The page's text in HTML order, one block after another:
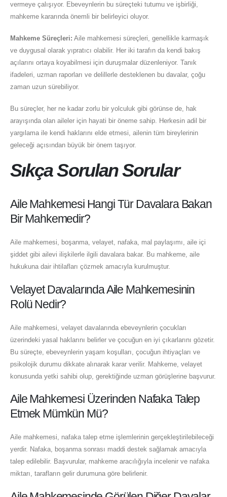
vermeye çalışıyor. Ebeveynlerin bu süreçteki tutumu ve işbirliği,
mahkeme kararında önemli bir belirleyici oluyor.
Mahkeme Süreçleri: Aile mahkemesi süreçleri, genellikle karmaşık
ve duygusal olarak yıpratıcı olabilir. Her iki tarafın da kendi bakış
açılarını ortaya koyabilmesi için duruşmalar düzenleniyor. Tanık
ifadeleri, uzman raporları ve delillerle desteklenen bu davalar, çoğu
zaman uzun sürebiliyor.
Bu süreçler, her ne kadar zorlu bir yolculuk gibi görünse de, hak
arayışında olan aileler için hayati bir öneme sahip. Herkesin adil bir
yargılama ile kendi haklarını elde etmesi, ailenin tüm bireylerinin
geleceği açısından büyük bir önem taşıyor.
Sıkça Sorulan Sorular
Aile Mahkemesi Hangi Tür Davalara Bakan
Bir Mahkemedir?
Aile mahkemesi, boşanma, velayet, nafaka, mal paylaşımı, aile içi
şiddet gibi ailevi ilişkilerle ilgili davalara bakar. Bu mahkeme, aile
hukukuna dair ihtilafları çözmek amacıyla kurulmuştur.
Velayet Davalarında Aile Mahkemesinin
Rolü Nedir?
Aile mahkemesi, velayet davalarında ebeveynlerin çocukları
üzerindeki yasal haklarını belirler ve çocuğun en iyi çıkarlarını gözetir.
Bu süreçte, ebeveynlerin yaşam koşulları, çocuğun ihtiyaçları ve
psikolojik durumu dikkate alınarak karar verilir. Mahkeme, velayet
konusunda yetki sahibi olup, gerektiğinde uzman görüşlerine başvurur.
Aile Mahkemesi Üzerinden Nafaka Talep
Etmek Mümkün Mü?
Aile mahkemesi, nafaka talep etme işlemlerinin gerçekleştirilebileceği
yerdir. Nafaka, boşanma sonrası maddi destek sağlamak amacıyla
talep edilebilir. Başvurular, mahkeme aracılığıyla incelenir ve nafaka
miktarı, tarafların gelir durumuna göre belirlenir.